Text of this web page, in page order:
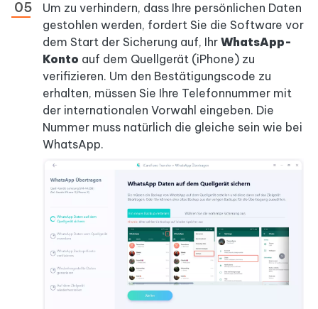
Um zu verhindern, dass Ihre persönlichen Daten
gestohlen werden, fordert Sie die Software vor
dem Start der Sicherung auf, Ihr WhatsApp-
Konto auf dem Quellgerät (iPhone) zu
verifizieren. Um den Bestätigungscode zu
erhalten, müssen Sie Ihre Telefonnummer mit
der internationalen Vorwahl eingeben. Die
Nummer muss natürlich die gleiche sein wie bei
WhatsApp.